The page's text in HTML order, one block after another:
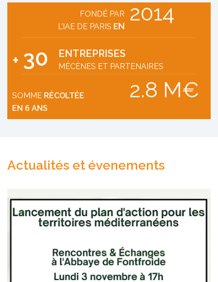
FONDÉ PAR
L’IAE DE PARIS EN
2014
+ 30 ENTREPRISES
MÉCÈNES ET PARTENAIRES
SOMME RÉCOLTÉE
EN 6 ANS
2.8 M€
Actualités et évenements